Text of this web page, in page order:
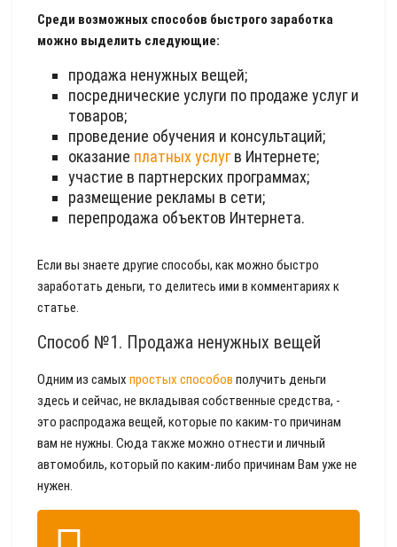
Среди возможных способов быстрого заработка
можно выделить следующие:
продажа ненужных вещей;
посреднические услуги по продаже услуг и
товаров;
проведение обучения и консультаций;
оказание платных услугв Интернете;
участие в партнерских программах;
размещение рекламы в сети;
перепродажа объектов Интернета.
Если вы знаете другие способы, как можно быстро
заработать деньги, то делитесь ими в комментариях к
статье.
Способ №1. Продажа ненужных вещей
Одним из самых простых способов получить деньги
здесь и сейчас, не вкладывая собственные средства, -
это распродажа вещей, которые по каким-то причинам
вам не нужны. Сюда также можно отнести и личный
автомобиль, который по каким-либо причинам Вам уже не
нужен.